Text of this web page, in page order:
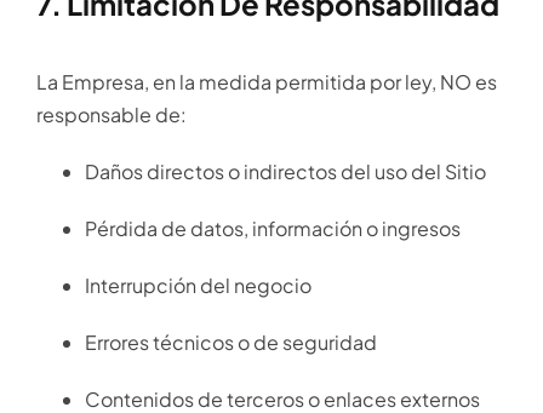
La Empresa, en la medida permitida por ley, NO es
responsable de:
Daños directos o indirectos del uso del Sitio
Pérdida de datos, información o ingresos
Interrupción del negocio
Errores técnicos o de seguridad
Contenidos de terceros o enlaces externos